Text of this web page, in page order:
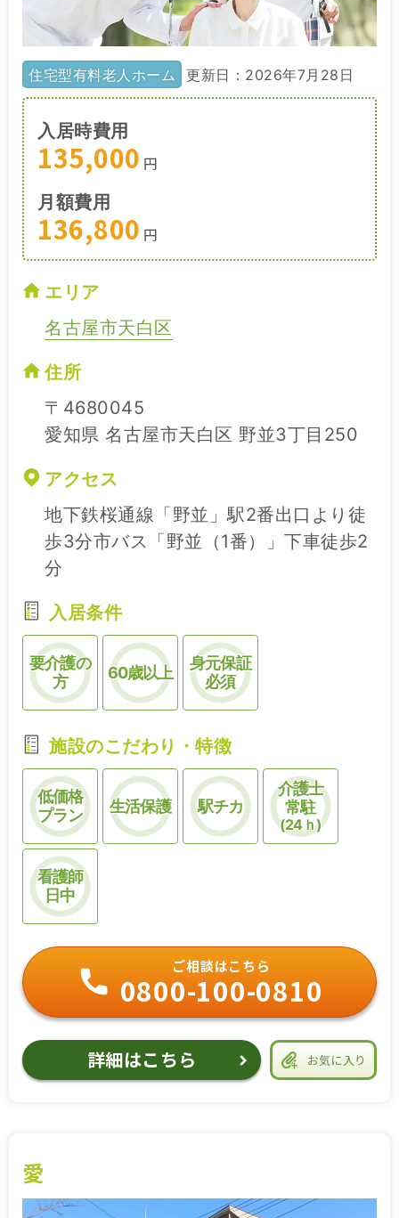
住宅型有料老人ホーム 更新日：2026年7月28日
入居時費用
135,000 円
月額費用
136,800 円
エリア
名古屋市天白区
住所
〒4680045
愛知県 名古屋市天白区 野並3丁目250
アクセス
地下鉄桜通線「野並」駅2番出口より徒
歩3分市バス「野並（1番）」下車徒歩2
分
入居条件
要介護の
方
60歳以上
身元保証
必須
施設のこだわり・特徴
低価格
プラン
生活保護 駅チカ
介護士
常駐
(24ｈ)
看護師
日中
お気に入り
ご相談はこちら
0800-100-0810
詳細はこちら
愛